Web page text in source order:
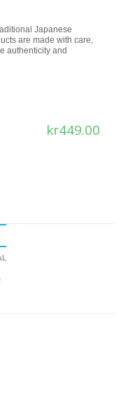
Japanese
are made with care,
authenticity and
kr449.00